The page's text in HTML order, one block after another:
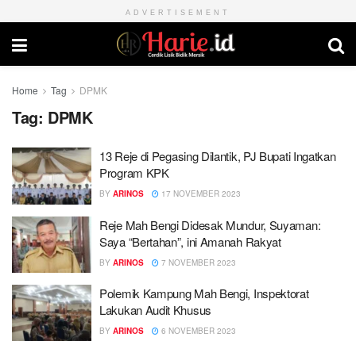
ADVERTISEMENT
Home Tag DPMK
Tag: DPMK
13 Reje di Pegasing Dilantik, PJ Bupati Ingatkan
Program KPK
BY ARINOS 17 NOVEMBER 2023
Reje Mah Bengi Didesak Mundur, Suyaman:
Saya “Bertahan”, ini Amanah Rakyat
BY ARINOS 7 NOVEMBER 2023
Polemik Kampung Mah Bengi, Inspektorat
Lakukan Audit Khusus
BY ARINOS 6 NOVEMBER 2023